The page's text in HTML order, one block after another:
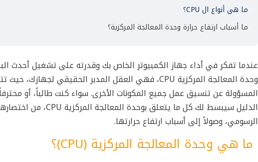
ما هي أنواع ال CPU؟
ما أسباب ارتفاع حرارة وحدة المعالجة المركزية؟
عندما تفكر في أداء جهاز الكمبيوتر الخاص بك وقدرته على تشغيل أحدث
وحدة المعالجة المركزية CPU
، فهي العقل المدبر الحقيقي لجهازك، حيث
المسؤولة عن تنسيق عمل جميع المكونات الأخرى. سواء كنت طالباً، أو
الدليل سيبسط لك كل ما يتعلق بوحدة المعالجة المركزية CPU
، من
الرسومي، وصولاً إلى أسباب ارتفاع حرارتها.
ما هي وحدة المعالجة المركزية (CPU)؟